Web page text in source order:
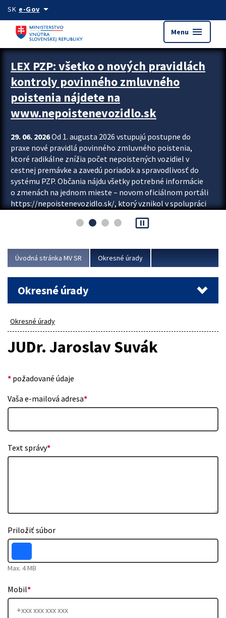
Preskocit na hlavný obsah
SK e-Govarrow_drop_down
Menu menu
Zastavit automatický posun upútavok
LEX PZP: všetko o nových pravidlách
kontroly povinného zmluvného
poistenia nájdete na
www.nepoistenevozidlo.sk
29. 06. 2026Od 1. augusta 2026 vstupujú postupne do
praxe nové pravidlá povinného zmluvného poistenia,
ktoré radikálne znížia počet nepoistených vozidiel v
cestnej premávke a zavedú poriadok a spravodlivosť do
systému PZP. Občania nájdu všetky potrebné informácie
o zmenách na jednom mieste – novom oficiálnom portáli
https://nepoistenevozidlo.sk/, ktorý vznikol v spolupráci
asociácie poisťovní (SLASPO) a Ministerstva vnútra SR.
Viac
pause_presentation
Úvodná stránka MV SR Okresné úrady
Okresné úrady
Okresné úrady
JUDr. Jaroslav Suvák
* požadované údaje
Vaša e-mailová adresa*
Text správy*
Priložiť súbor
Max. 4 MB
Mobil*